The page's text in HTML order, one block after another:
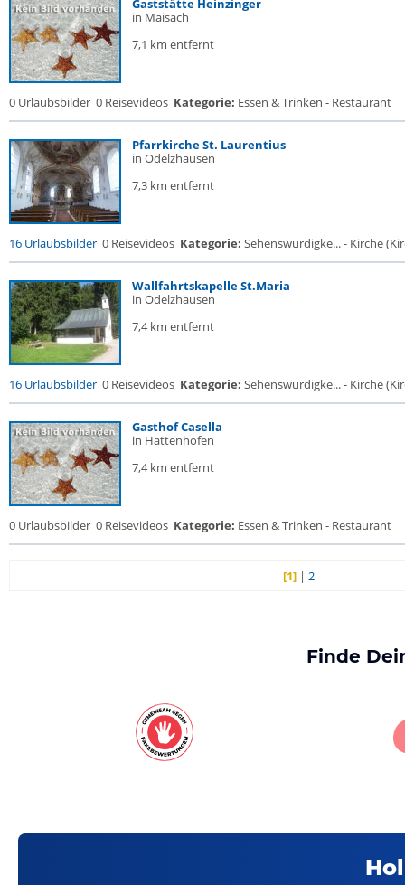
Gaststätte Heinzinger
in Maisach
7,1 km entfernt
0 Urlaubsbilder 0 Reisevideos Kategorie: Essen & Trinken - Restaurant
Pfarrkirche St. Laurentius
in Odelzhausen
7,3 km entfernt
16 Urlaubsbilder 0 Reisevideos Kategorie: Sehenswürdigke... - Kirche
Wallfahrtskapelle St.Maria
in Odelzhausen
7,4 km entfernt
16 Urlaubsbilder 0 Reisevideos Kategorie: Sehenswürdigke... - Kirche
Gasthof Casella
in Hattenhofen
7,4 km entfernt
0 Urlaubsbilder 0 Reisevideos Kategorie: Essen & Trinken - Restaurant
[1] |2
Finde